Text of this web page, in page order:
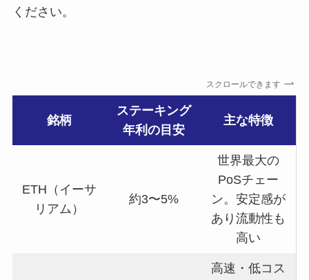
ください。
スクロールできます
銘柄
ステーキング
年利の目安
主な特徴
ETH（イーサ
リアム）
約3〜5%
世界最大の
PoSチェー
ン。安定感が
あり流動性も
高い
高速・低コス